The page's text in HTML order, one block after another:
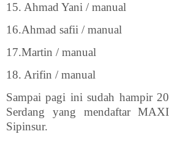
15. Ahmad Yani / manual
16.Ahmad safii / manual
17.Martin / manual
18. Arifin / manual
Sampai pagi ini sudah hampir
Serdang yang mendaftar
Sipinsur.